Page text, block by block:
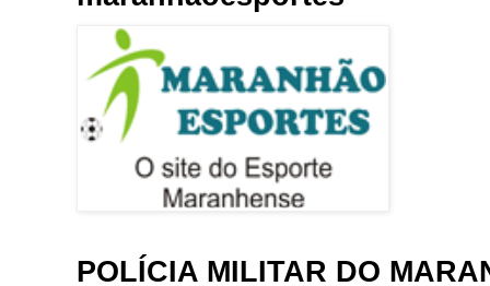
POLÍCIA MILITAR DO